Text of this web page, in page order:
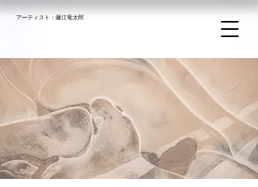
アーティスト：​藤江竜太郎